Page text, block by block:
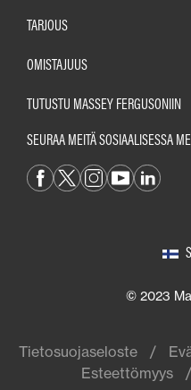
TARJOUS
OMISTAJUUS
TUTUSTU MASSEY FERGUSONIIN
SEURAA MEITÄ SOSIAALISESSA
© 2023
Tietosuojaseloste
Esteettömyys